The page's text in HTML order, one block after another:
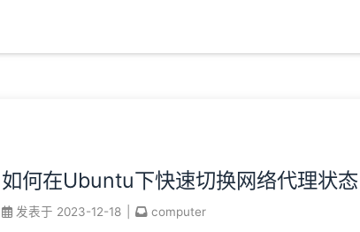
如何在Ubuntu下快速切换网络代理状态
发表于 2023-12-18 computer